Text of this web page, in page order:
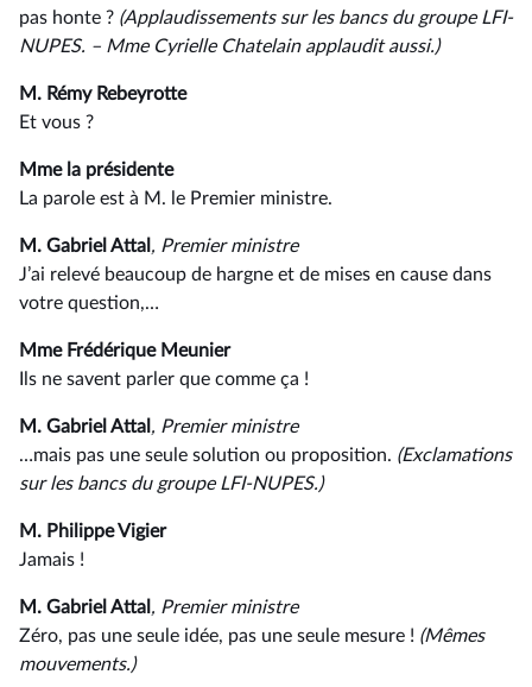
pas honte ? (Applaudissements sur les bancs du groupe LFI-
NUPES. –⁠ Mme Cyrielle Chatelain applaudit aussi.)
M. Rémy Rebeyrotte
Et vous ?
Mme la présidente
La parole est à M. le Premier ministre.
M. Gabriel Attal , Premier ministre
J’ai relevé beaucoup de hargne et de mises en cause dans
votre question,…
Mme Frédérique Meunier
Ils ne savent parler que comme ça !
M. Gabriel Attal , Premier ministre
…mais pas une seule solution ou proposition. (Exclamations
sur les bancs du groupe LFI-NUPES.)
M. Philippe Vigier
Jamais !
M. Gabriel Attal , Premier ministre
Zéro, pas une seule idée, pas une seule mesure ! (Mêmes
mouvements.)